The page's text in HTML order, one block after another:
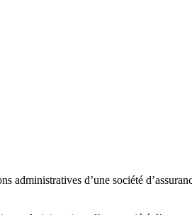
administratives d’une société